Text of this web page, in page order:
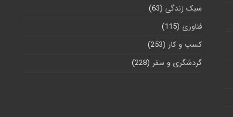
سبک زندگی (63)
فناوری (115)
کسب و کار (253)
گردشگری و سفر (228)